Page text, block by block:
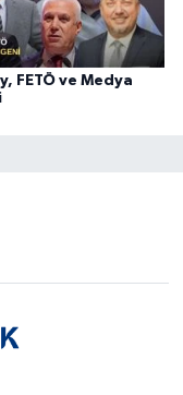
FETÖ ve Medya